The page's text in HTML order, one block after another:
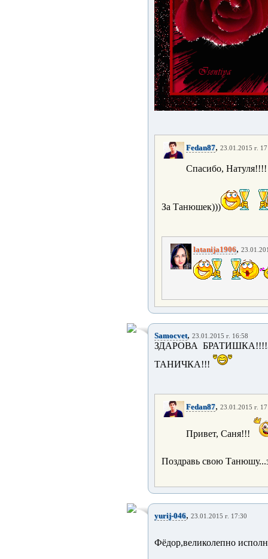
Fedan87, 23.01.2015 г.
Спасибо, Натуля!!!!
За Танюшек)))
latanija1906,
Samocvet, 23.01.2015 г. 16:58
ЗДАРОВА
ТАНИЧКА!!!
Fedan87, 23.01.2015 г.
Привет, Саня!!!
Поздравь свою
yurij-046, 23.01.2015 г. 17:30
Фёдор,великолепно